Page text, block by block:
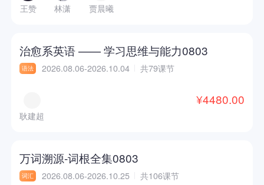
王赞 林潇 贾晨曦
治愈系英语 —— 学习思维与能力0803
语法 2026.08.06-2026.10.04 共79课节
耿建超
¥4480.00
万词溯源-词根全集0803
词汇 2026.08.06-2026.10.25 共106课节